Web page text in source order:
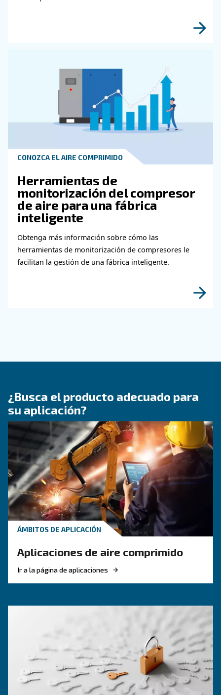
temas relacionados con la
metalurgia
GUÍA PRÁCTICA
aire y los accesorios para
sistema de aire
mejorar el flujo de aire, reducir las fugas,
CONOZCA EL AIRE COMPRIMIDO
Consiga una configuración
compresor de aire
Invertir en soluciones energéticamente
obligatorio para alcanzar los objetivos de
el compresor más eficiente.